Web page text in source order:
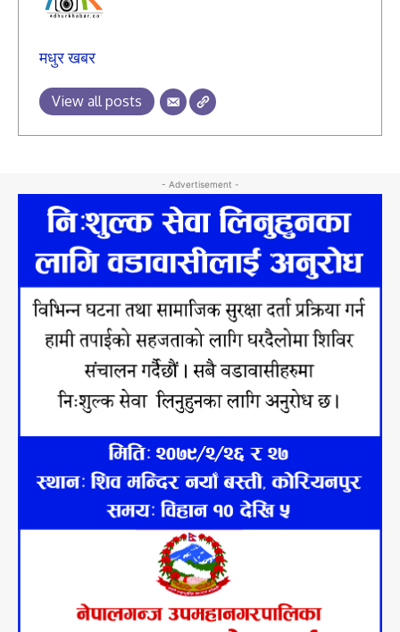
मधुर खबर
View all posts
- Advertisement -